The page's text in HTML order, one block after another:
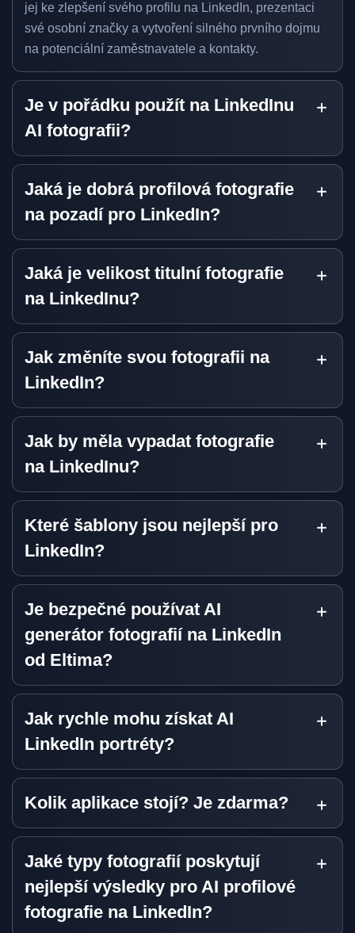
jej ke zlepšení svého profilu na LinkedIn, prezentaci
své osobní značky a vytvoření silného prvního dojmu
na potenciální zaměstnavatele a kontakty.
Je v pořádku použít na LinkedInu
AI fotografii?
Jaká je dobrá profilová fotografie
na pozadí pro LinkedIn?
Jaká je velikost titulní fotografie
na LinkedInu?
Jak změníte svou fotografii na
LinkedIn?
Jak by měla vypadat fotografie
na LinkedInu?
Které šablony jsou nejlepší pro
LinkedIn?
Je bezpečné používat AI
generátor fotografií na LinkedIn
od Eltima?
Jak rychle mohu získat AI
LinkedIn portréty?
Kolik aplikace stojí? Je zdarma?
Jaké typy fotografií poskytují
nejlepší výsledky pro AI profilové
fotografie na LinkedIn?